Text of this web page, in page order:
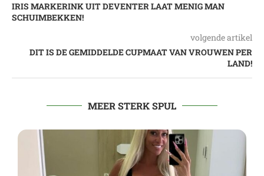
IRIS MARKERINK UIT DEVENTER LAAT MENIG MAN
SCHUIMBEKKEN!
volgende artikel
DIT IS DE GEMIDDELDE CUPMAAT VAN VROUWEN PER
LAND!
MEER STERK SPUL